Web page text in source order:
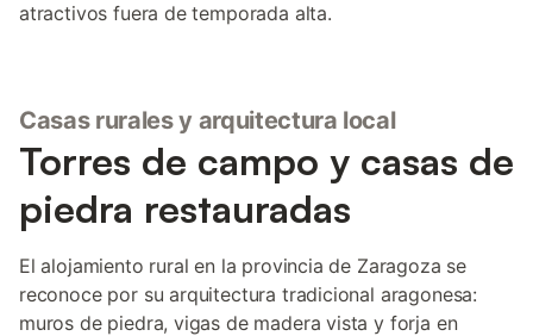
atractivos fuera de temporada alta.
Casas rurales y arquitectura local
Torres de campo y casas de
piedra restauradas
El alojamiento rural en la provincia de Zaragoza se
reconoce por su arquitectura tradicional aragonesa:
muros de piedra, vigas de madera vista y forja en